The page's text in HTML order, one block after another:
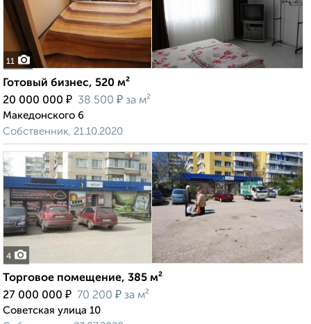
11
Готовый бизнес, 520 м²
20 000 000 ₽ 38 500 ₽ за м²
Македонского 6
Собственник, 21.10.2020
4
Торговое помещение, 385 м²
27 000 000 ₽ 70 200 ₽ за м²
Советская улица 10